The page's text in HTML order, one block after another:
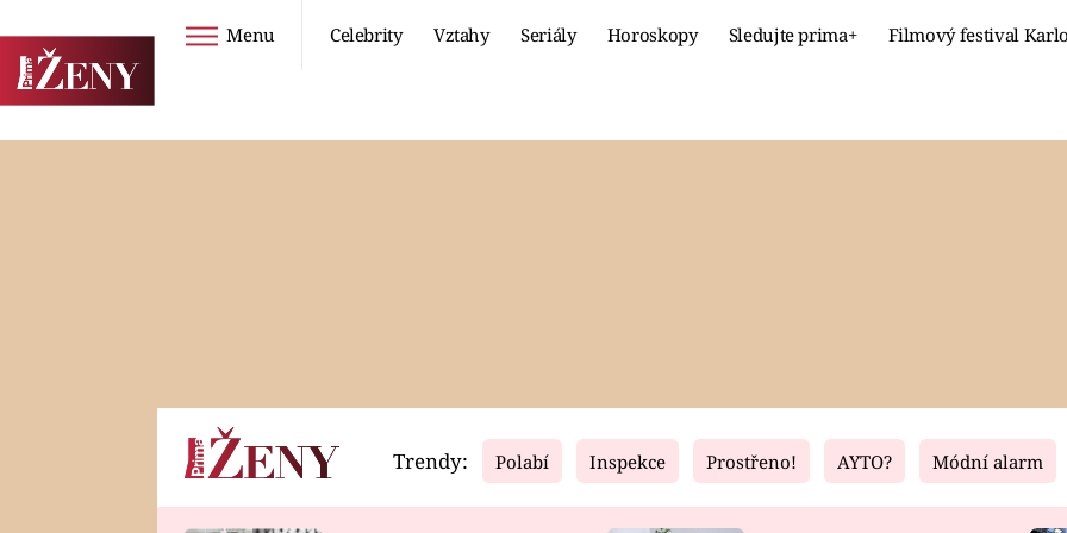
Menu Celebrity Vztahy Seriály Horoskopy Sledujte prima+ Filmový festival
Horoskopy Video Fresh Living
Trendy: Polabí Inspekce Prostřeno! AYTO? Módní alarm